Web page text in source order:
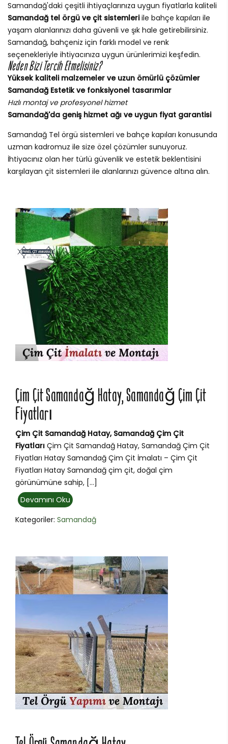
Samandağ'daki çeşitli ihtiyaçlarınıza uygun fiyatlarla kaliteli
Samandağ tel örgü ve çit sistemleriile bahçe kapıları ile
yaşam alanlarınızı daha güvenli ve şık hale getirebilirsiniz.
Samandağ, bahçeniz için farklı model ve renk
seçenekleriyle ihtiyacınıza uygun ürünlerimizi keşfedin.
Neden Bizi Tercih Etmelisiniz?
Yüksek kaliteli malzemeler ve uzun ömürlü çözümler
Samandağ Estetik ve fonksiyonel tasarımlar
Hızlı montaj ve profesyonel hizmet
Samandağ'da geniş hizmet ağı ve uygun fiyat garantisi
Samandağ Tel örgü sistemleri ve bahçe kapıları konusunda
uzman kadromuz ile size özel çözümler sunuyoruz.
İhtiyacınız olan her türlü güvenlik ve estetik beklentisini
karşılayan çit sistemleri ile alanlarınızı güvence altına alın.
Çim Çit Samandağ Hatay, Samandağ Çim Çit
Fiyatları
Çim Çit Samandağ Hatay, Samandağ Çim Çit
Fiyatları Çim Çit Samandağ Hatay, Samandağ Çim Çit
Fiyatları Hatay Samandağ Çim Çit İmalatı – Çim Çit
Fiyatları Hatay Samandağ çim çit, doğal çim
görünümüne sahip, […]
Devamını Oku
Kategoriler: Samandağ